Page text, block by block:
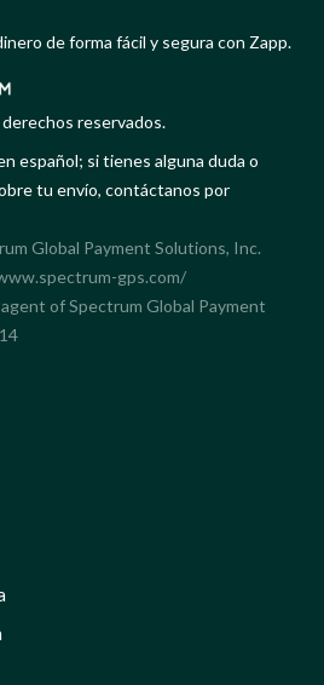
de forma fácil y segura con Zapp.
reservados.
español; si tienes alguna duda o
tu envío, contáctanos por
Global Payment Solutions, Inc.
gps.com/
of Spectrum Global Payment